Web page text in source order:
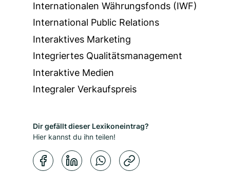
Internationalen Währungsfonds (IWF)
International Public Relations
Interaktives Marketing
Integriertes Qualitätsmanagement
Interaktive Medien
Integraler Verkaufspreis
Dir gefällt dieser Lexikoneintrag?
Hier kannst du ihn teilen!